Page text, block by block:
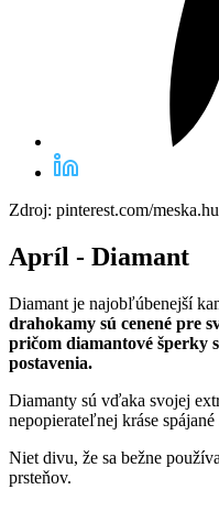
Zdroj: pinterest.com/meska.hu
Apríl - Diamant
Diamant je najobľúbenejší
drahokamy sú cenené pre
pričom diamantové šperky
postavenia.
Diamanty sú vďaka svojej
nepopierateľnej kráse
Niet divu, že sa bežne
prsteňov.